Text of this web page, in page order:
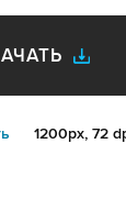
1200px, 72